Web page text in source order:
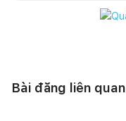
Bài đăng liên quan